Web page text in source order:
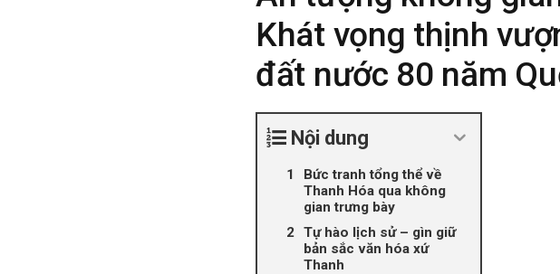
Khát vọng thịnh
đất nước 80 năm
Nội dung
Bức tranh tổng thể về
Thanh Hóa qua không
gian trưng bày
Tự hào lịch sử – gìn giữ
bản sắc văn hóa xứ
Thanh